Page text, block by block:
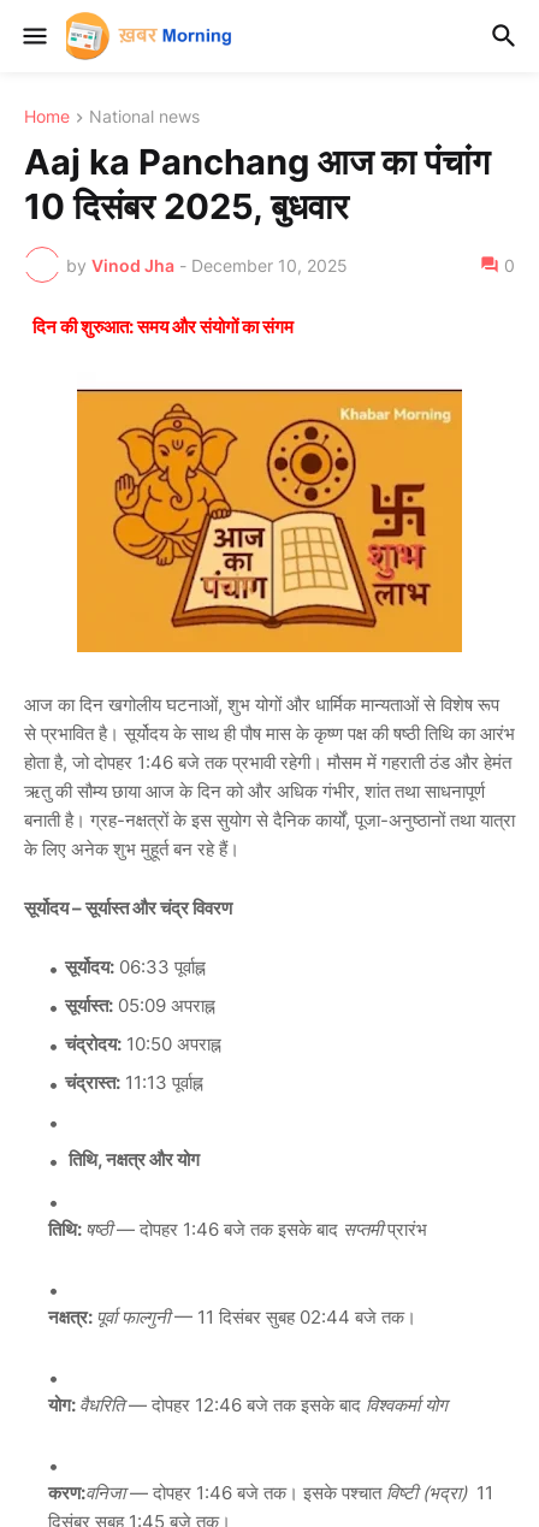
Home National news
Aaj ka Panchang आज का पंचांग
10 दिसंबर 2025, बुधवार
by Vinod Jha - December 10, 2025 0
दिन की शुरुआत: समय और संयोगों का संगम
आज का दिन खगोलीय घटनाओं, शुभ योगों और धार्मिक मान्यताओं से विशेष रूप
से प्रभावित है। सूर्योदय के साथ ही पौष मास के कृष्ण पक्ष की षष्ठी तिथि का आरंभ
होता है, जो दोपहर 1:46 बजे तक प्रभावी रहेगी। मौसम में गहराती ठंड और हेमंत
ऋतु की सौम्य छाया आज के दिन को और अधिक गंभीर, शांत तथा साधनापूर्ण
बनाती है। ग्रह-नक्षत्रों के इस सुयोग से दैनिक कार्यों, पूजा-अनुष्ठानों तथा यात्रा
के लिए अनेक शुभ मुहूर्त बन रहे हैं।
सूर्योदय – सूर्यास्त और चंद्र विवरण
सूर्योदय: 06:33 पूर्वाह्न
सूर्यास्त: 05:09 अपराह्न
चंद्रोदय: 10:50 अपराह्न
चंद्रास्त: 11:13 पूर्वाह्न
तिथि, नक्षत्र और योग
तिथि: षष्ठी— दोपहर 1:46 बजे तक इसके बाद सप्तमीप्रारंभ
नक्षत्र: पूर्वा फाल्गुनी— 11 दिसंबर सुबह 02:44 बजे तक।
योग: वैधरिति— दोपहर 12:46 बजे तक इसके बाद विश्वकर्मा योग
करण:वनिजा— दोपहर 1:46 बजे तक। इसके पश्चात विष्टी (भद्रा)11
दिसंबर सुबह 1:45 बजे तक।